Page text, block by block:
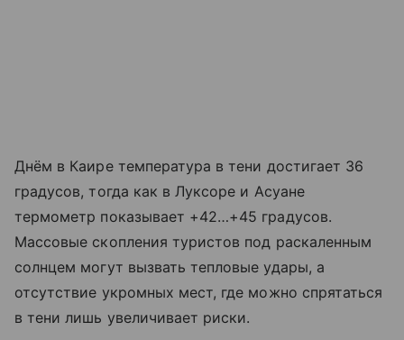
Днём в Каире температура в тени достигает 36
градусов, тогда как в Луксоре и Асуане
термометр показывает +42…+45 градусов.
Массовые скопления туристов под раскаленным
солнцем могут вызвать тепловые удары, а
отсутствие укромных мест, где можно спрятаться
в тени лишь увеличивает риски.